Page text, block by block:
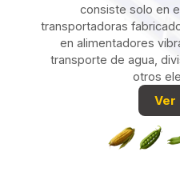
consiste solo en
transportadoras
en alimentadores
transporte de agua,
otros
Ver